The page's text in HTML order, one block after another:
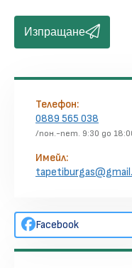
Изпращане
Телефон:
0889 565 038
/пон.-пет. 9:30 до
Имейл:
Facebook